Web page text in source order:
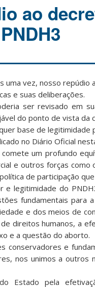
ao
uma vez, nosso repúdio
e suas deliberações.
ser revisado em
do ponto de vista da
base de
no Diário Oficial
um profundo
e outros forças
de participação
e legitimidade do
fundamentais para
e dos meios de
direitos humanos, a
e a questão do aborto.
conservadores e
nos unimos a
Estado pela